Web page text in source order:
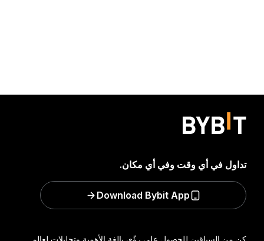
كن من السباقين للحصول على رؤًى بالغة الأهمية وتحليلات لعالم
تداول في أي وقت وفي أي مكان.
Download Bybit App